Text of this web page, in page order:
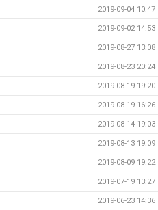
2019-09-04 10:47
2019-09-02 14:53
2019-08-27 13:08
2019-08-23 20:24
2019-08-19 19:20
2019-08-19 16:26
2019-08-14 19:03
2019-08-13 19:09
2019-08-09 19:22
2019-07-19 13:27
2019-06-23 14:36